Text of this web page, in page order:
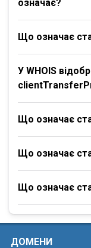
означає?
Що означає
У WHOIS
Що означає
Що означає
Що означає
ДОМЕНИ